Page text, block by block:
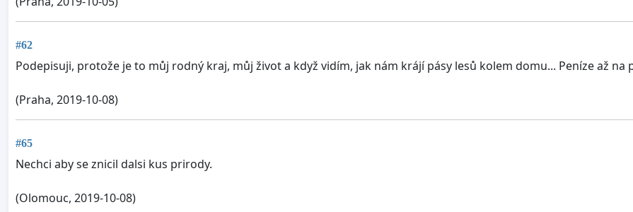
#62
Podepisuji, protože je to můj rodný kraj, můj život a když vidím, jak nám krájí pásy lesů kolem domu... Peníze až
(Praha, 2019-10-08)
#65
Nechci aby se znicil dalsi kus prirody.
(Olomouc, 2019-10-08)